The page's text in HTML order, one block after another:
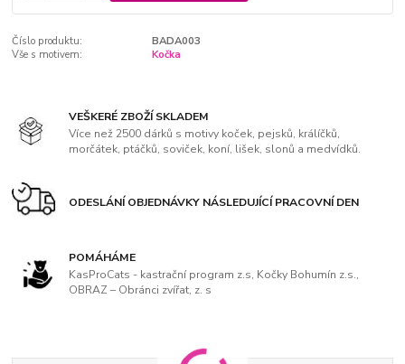
Číslo produktu:
BADA003
Vše s motivem:
Kočka
VEŠKERÉ ZBOŽÍ SKLADEM
Více než 2500 dárků s motivy koček, pejsků, králíčků,
morčátek, ptáčků, soviček, koní, lišek, slonů a medvídků.
ODESLÁNÍ OBJEDNÁVKY NÁSLEDUJÍCÍ PRACOVNÍ DEN
POMÁHÁME
KasProCats - kastrační program z.s, Kočky Bohumín z.s.,
OBRAZ – Obránci zvířat, z. s